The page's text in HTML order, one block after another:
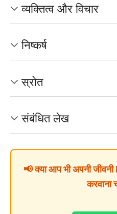
व्यक्तित्व और विचार
निष्कर्ष
स्रोत
संबंधित लेख
📢 क्या आप भी अपनी
करवाना